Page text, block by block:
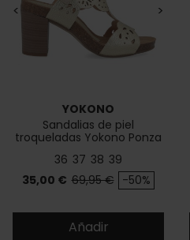
< >
YOKONO
Sandalias de piel
troqueladas Yokono Ponza
36 37 38 39
Precio
35,00 € Precio base
69,95 € -50%
Añadir